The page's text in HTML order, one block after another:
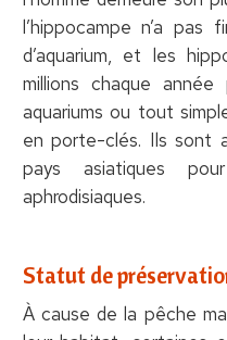
l’hippocampe n’a pas
d’aquarium, et les
millions chaque
aquariums ou tout
en porte-clés. Ils sont
pays asiatiques
aphrodisiaques.
Statut de
À cause de la pêche